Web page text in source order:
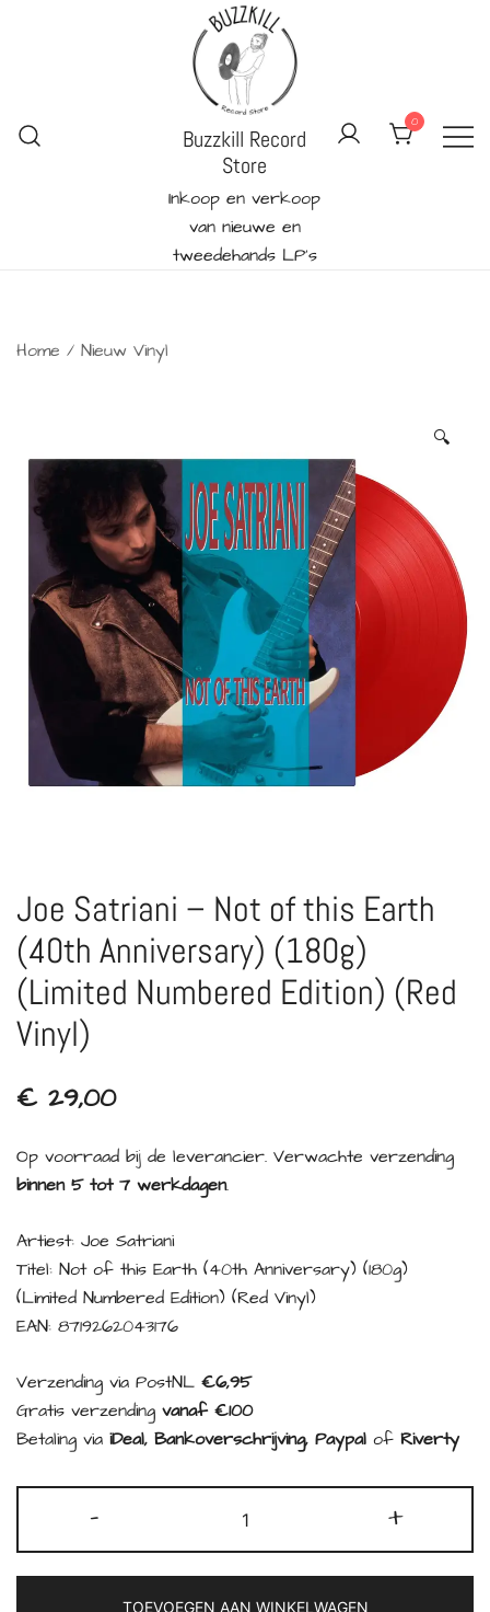
Buzzkill Record
Store
Inkoop en verkoop
van nieuwe en
tweedehands LP's
0
Home / Nieuw Vinyl
🔍
Joe Satriani – Not of this Earth
(40th Anniversary) (180g)
(Limited Numbered Edition) (Red
Vinyl)
€29,00
Op voorraad bij de leverancier. Verwachte verzending
binnen 5 tot 7 werkdagen.
Artiest: Joe Satriani
Titel: Not of this Earth (40th Anniversary) (180g)
(Limited Numbered Edition) (Red Vinyl)
EAN: 8719262043176
Verzending via PostNL €6,95
Gratis verzending vanaf €100
Betaling via iDeal, Bankoverschrijving, Paypal of Riverty
-
Satriani
-
+
TOEVOEGEN AAN WINKELWAGEN